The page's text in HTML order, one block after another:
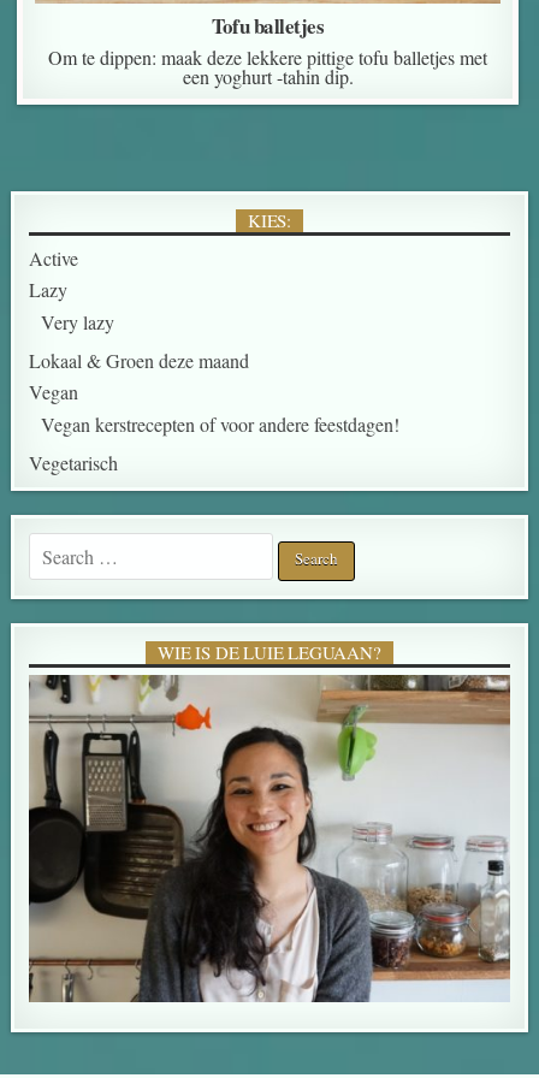
Tofu balletjes
Om te dippen: maak deze lekkere pittige tofu balletjes met
een yoghurt -tahin dip.
KIES:
Active
Lazy
Very lazy
Lokaal & Groen deze maand
Vegan
Vegan kerstrecepten of voor andere feestdagen!
Vegetarisch
Search for:
WIE IS DE LUIE LEGUAAN?